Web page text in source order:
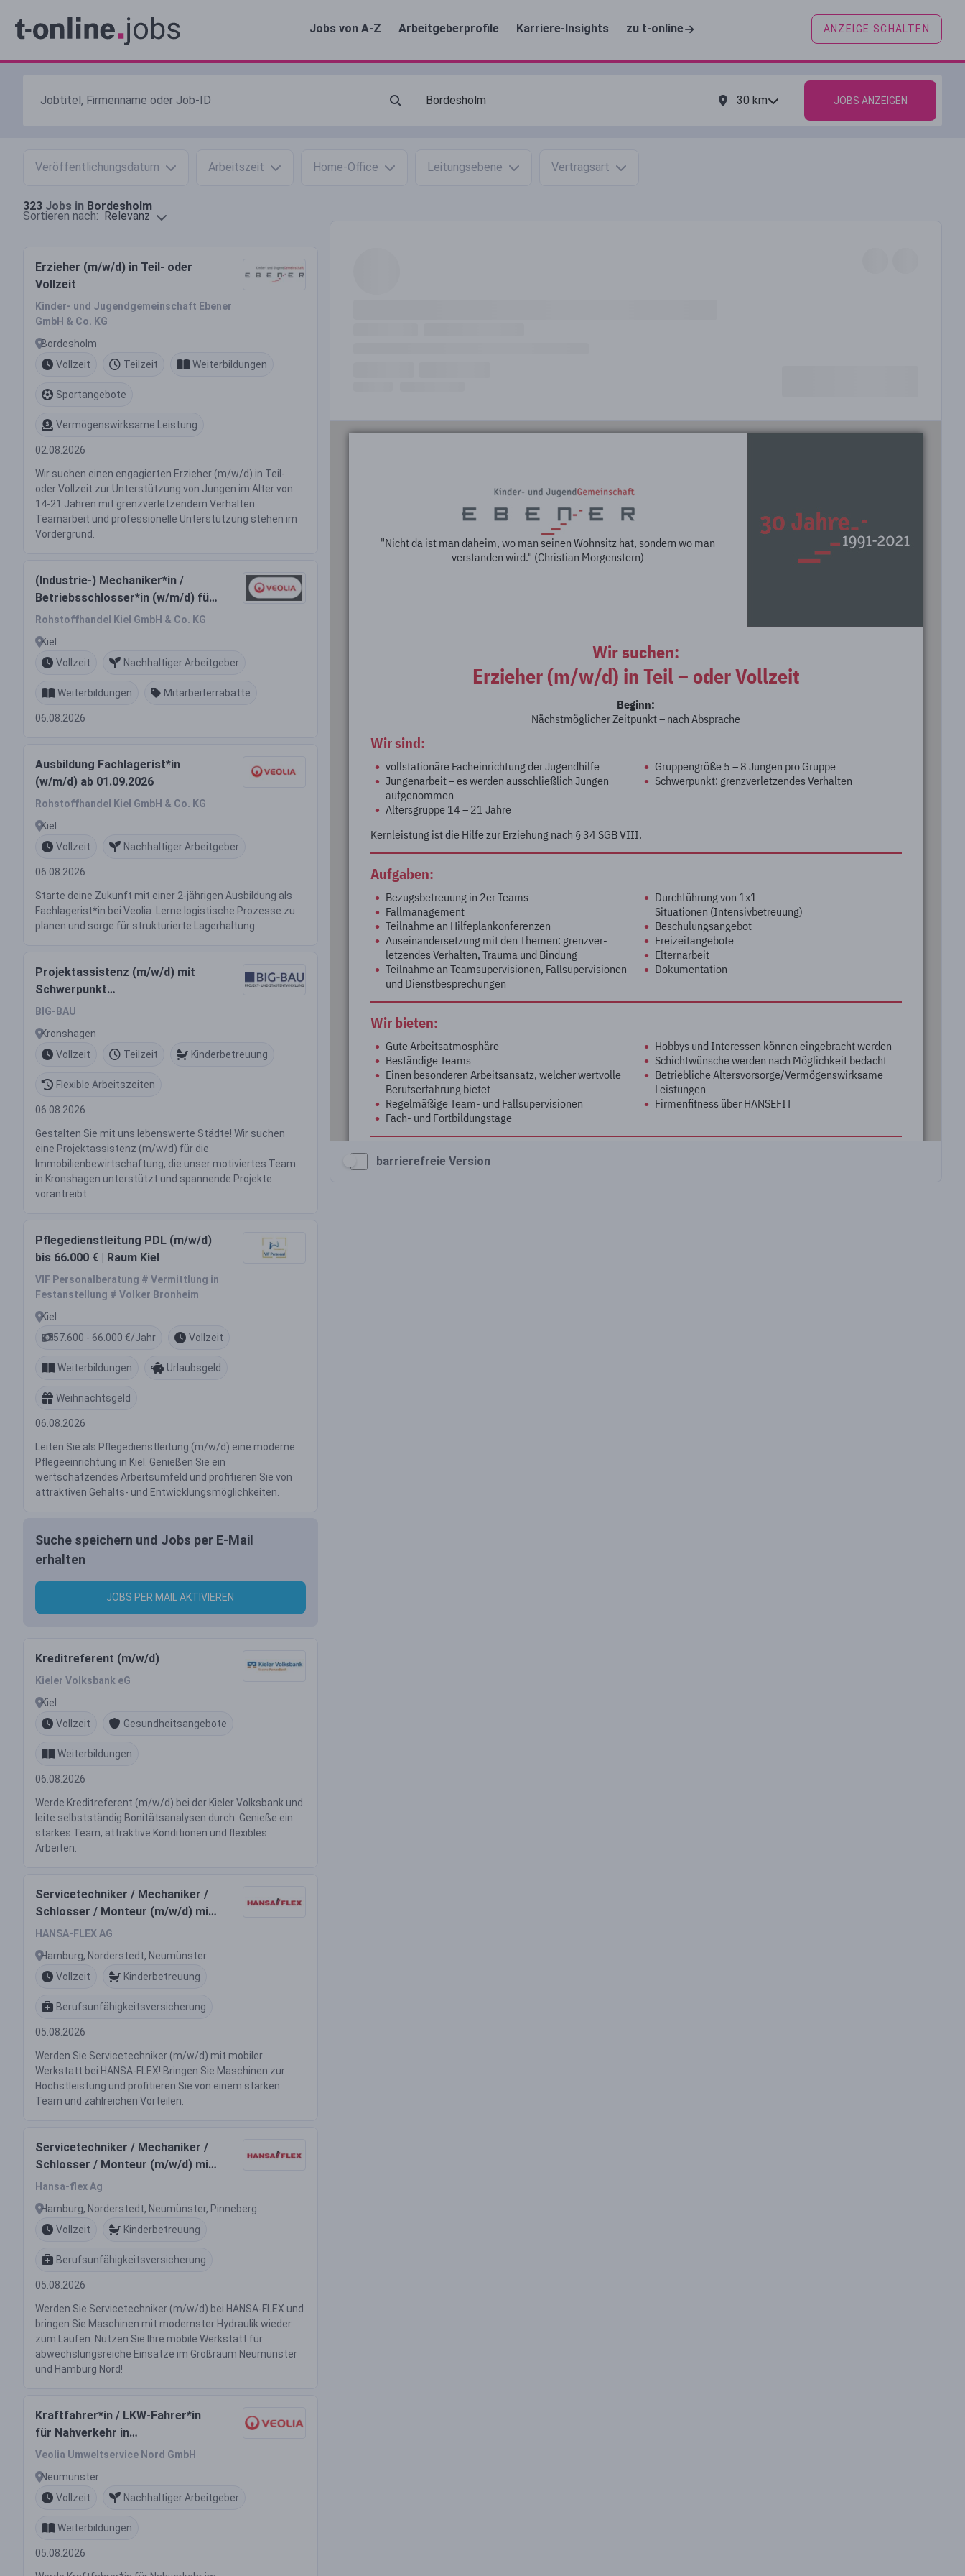
Jobs von A-Z Arbeitgeberprofile Karriere-Insights zu t-online ANZEIGE SCHALTEN
30 km JOBS ANZEIGEN
Veröffentlichungsdatum Arbeitszeit Home-Office Leitungsebene Vertragsart
323 Jobs in Bordesholm
Sortieren nach: Relevanz
Erzieher (m/w/d) in Teil- oder
Vollzeit
Kinder- und Jugendgemeinschaft Ebener
GmbH & Co. KG
Bordesholm
Vollzeit
Teilzeit Weiterbildungen
Sportangebote
Vermögenswirksame Leistung
02.08.2026
Wir suchen einen engagierten Erzieher (m/w/d) in Teil-
oder Vollzeit zur Unterstützung von Jungen im Alter von
14-21 Jahren mit grenzverletzendem Verhalten.
Teamarbeit und professionelle Unterstützung stehen im
Vordergrund.
(Industrie-) Mechaniker*in /
Betriebsschlosser*in (w/m/d) für
Recyclingbetrieb in Kiel
Rohstoffhandel Kiel GmbH & Co. KG
Kiel
Vollzeit
Nachhaltiger Arbeitgeber
Weiterbildungen Mitarbeiterrabatte
06.08.2026
Ausbildung Fachlagerist*in
(w/m/d) ab 01.09.2026
Rohstoffhandel Kiel GmbH & Co. KG
Kiel
Vollzeit
Nachhaltiger Arbeitgeber
06.08.2026
Starte deine Zukunft mit einer 2-jährigen Ausbildung als
Fachlagerist*in bei Veolia. Lerne logistische Prozesse zu
planen und sorge für strukturierte Lagerhaltung.
Projektassistenz (m/w/d) mit
Schwerpunkt
Immobilienbewirtschaftung
BIG-BAU
Kronshagen
Vollzeit
Teilzeit Kinderbetreuung
Flexible Arbeitszeiten
06.08.2026
Gestalten Sie mit uns lebenswerte Städte! Wir suchen
eine Projektassistenz (m/w/d) für die
Immobilienbewirtschaftung, die unser motiviertes Team
in Kronshagen unterstützt und spannende Projekte
vorantreibt.
Pflegedienstleitung PDL (m/w/d)
bis 66.000 € | Raum Kiel
VIF Personalberatung # Vermittlung in
Festanstellung # Volker Bronheim
Kiel
57.600 - 66.000 €/Jahr
Vollzeit
Weiterbildungen Urlaubsgeld
Weihnachtsgeld
06.08.2026
Leiten Sie als Pflegedienstleitung (m/w/d) eine moderne
Pflegeeinrichtung in Kiel. Genießen Sie ein
wertschätzendes Arbeitsumfeld und profitieren Sie von
attraktiven Gehalts- und Entwicklungsmöglichkeiten.
Suche speichern und Jobs per E-Mail
erhalten
JOBS PER MAIL AKTIVIEREN
Kreditreferent (m/w/d)
Kieler Volksbank eG
Kiel
Vollzeit
Gesundheitsangebote
Weiterbildungen
06.08.2026
Werde Kreditreferent (m/w/d) bei der Kieler Volksbank und
leite selbstständig Bonitätsanalysen durch. Genieße ein
starkes Team, attraktive Konditionen und flexibles
Arbeiten.
Servicetechniker / Mechaniker /
Schlosser / Monteur (m/w/d) mit
eigener mobiler Werkstatt
HANSA-FLEX AG
Hamburg, Norderstedt, Neumünster
Vollzeit
Kinderbetreuung
Berufsunfähigkeitsversicherung
05.08.2026
Werden Sie Servicetechniker (m/w/d) mit mobiler
Werkstatt bei HANSA-FLEX! Bringen Sie Maschinen zur
Höchstleistung und profitieren Sie von einem starken
Team und zahlreichen Vorteilen.
Servicetechniker / Mechaniker /
Schlosser / Monteur (m/w/d) mit
eigener mobiler Werkstatt
Hansa-flex Ag
Hamburg, Norderstedt, Neumünster, Pinneberg
Vollzeit
Kinderbetreuung
Berufsunfähigkeitsversicherung
05.08.2026
Werden Sie Servicetechniker (m/w/d) bei HANSA-FLEX und
bringen Sie Maschinen mit modernster Hydraulik wieder
zum Laufen. Nutzen Sie Ihre mobile Werkstatt für
abwechslungsreiche Einsätze im Großraum Neumünster
und Hamburg Nord!
Kraftfahrer*in / LKW-Fahrer*in
für Nahverkehr in
Entsorgungsbetrieb (w/m/d)
Veolia Umweltservice Nord GmbH
Neumünster
Vollzeit
Nachhaltiger Arbeitgeber
Weiterbildungen
05.08.2026
barrierefreie Version